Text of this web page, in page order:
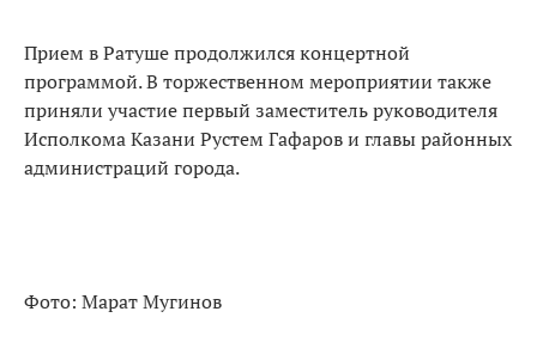
Прием в Ратуше продолжился концертной
программой. В торжественном мероприятии также
приняли участие первый заместитель руководителя
Исполкома Казани Рустем Гафаров и главы районных
администраций города.
Фото: Марат Мугинов